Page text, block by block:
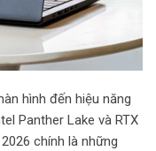
hình đến hiệu năng
Panther Lake và RTX
chính là những